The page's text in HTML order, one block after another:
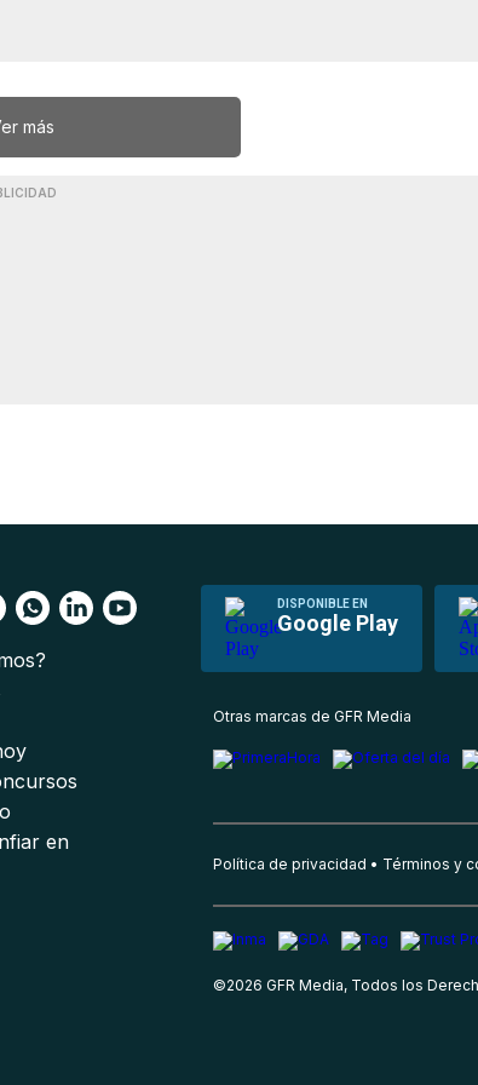
más
DISPONIBLE EN
Google Play
en
Otras marcas de GFR Media
Política de privacidad Términos y
©2026 GFR Media, Todos los